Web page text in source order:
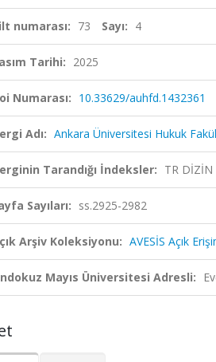
numarası: 73 Sayı: 4
Tarihi: 2025
Numarası: 10.33629/auhfd.1432361
Adı: Ankara Üniversitesi Hukuk
Tarandığı İndeksler: TR DİZİN
Sayıları: ss.2925-2982
Arşiv Koleksiyonu: AVESİS Açık
Mayıs Üniversitesi Adresli: